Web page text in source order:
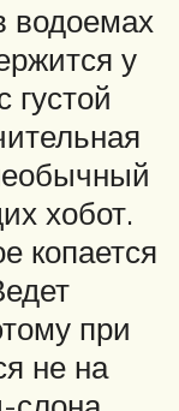
водоемах
у
густой
хобот.
копается
при
не на